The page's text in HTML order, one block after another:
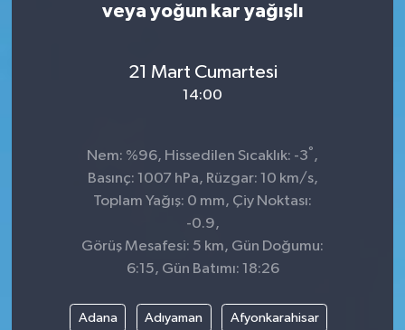
veya yoğun kar yağışlı
21 Mart Cumartesi
14:00
Nem: %96, Hissedilen Sıcaklık: -3° ,
Basınç: 1007 hPa, Rüzgar: 10 km/s,
Toplam Yağış: 0 mm, Çiy Noktası:
-0.9,
Görüş Mesafesi: 5 km, Gün Doğumu:
6:15, Gün Batımı: 18:26
Adana Adıyaman Afyonkarahisar